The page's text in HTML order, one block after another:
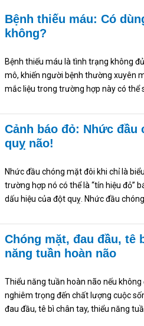
Bệnh thiếu máu: Có
không?
Bệnh thiếu máu là tình trạng không
mô, khiến người bệnh thường xuyên
mắc liệu trong trường hợp này có thể
Cảnh báo đỏ: Nhức đầu
quỵ não!
Nhức đầu chóng mặt đôi khi chỉ là
trường hợp nó có thể là “tín hiệu đỏ”
dấu hiệu của đột quỵ. Nhức đầu
Chóng mặt, đau đầu, tê
năng tuần hoàn não
Thiểu năng tuần hoàn não nếu
nghiêm trọng đến chất lượng cuộc
đau đầu, tê bì chân tay, thiểu năng